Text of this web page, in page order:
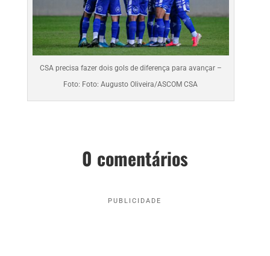
CSA precisa fazer dois gols de diferença para avançar –
Foto: Foto: Augusto Oliveira/ASCOM CSA
0 comentários
PUBLICIDADE